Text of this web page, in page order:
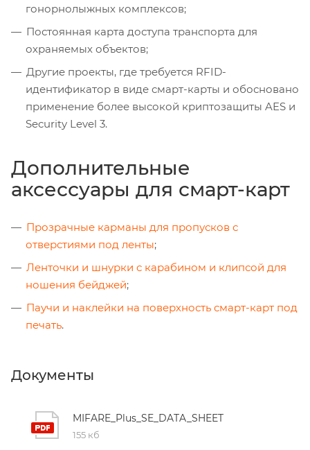
гонорнолыжных комплексов;
Постоянная карта доступа транспорта для
охраняемых объектов;
Другие проекты, где требуется RFID-
идентификатор в виде смарт-карты и обосновано
применение более высокой криптозащиты AES и
Security Level 3.
Дополнительные
аксессуары для смарт-карт
Прозрачные карманы для пропусков с
отверстиями под ленты;
Ленточки и шнурки с карабином и клипсой для
ношения бейджей;
Паучи и наклейки на поверхность смарт-карт под
печать.
Документы
MIFARE_Plus_SE_DATA_SHEET
155 кб